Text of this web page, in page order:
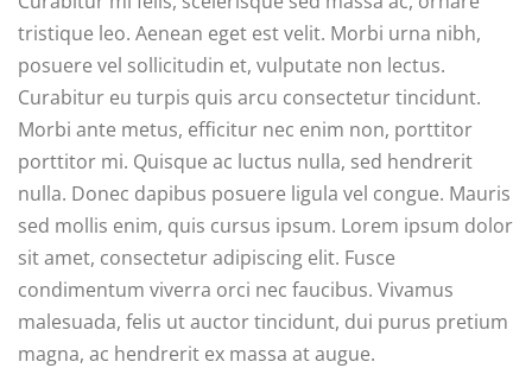
tristique leo. Aenean eget est velit. Morbi urna nibh,
posuere vel sollicitudin et, vulputate non lectus.
Curabitur eu turpis quis arcu consectetur tincidunt.
Morbi ante metus, efficitur nec enim non, porttitor
porttitor mi. Quisque ac luctus nulla, sed hendrerit
nulla. Donec dapibus posuere ligula vel congue. Mauris
sed mollis enim, quis cursus ipsum. Lorem ipsum dolor
sit amet, consectetur adipiscing elit. Fusce
condimentum viverra orci nec faucibus. Vivamus
malesuada, felis ut auctor tincidunt, dui purus pretium
magna, ac hendrerit ex massa at augue.